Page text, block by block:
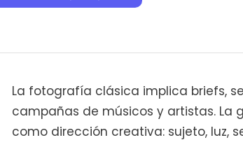
La fotografía clásica implica briefs,
campañas de músicos y artistas. La
como dirección creativa: sujeto, luz,